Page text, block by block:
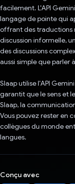
facilement. L'API
langage de pointe qui
offrant des traductions
discussion informelle,
des discussions
aussi simple que parler
Slaap utilise l'API
garantit que le sens et
Slaap, la
Vous pouvez rester en
collègues du monde
langues.
Conçu avec